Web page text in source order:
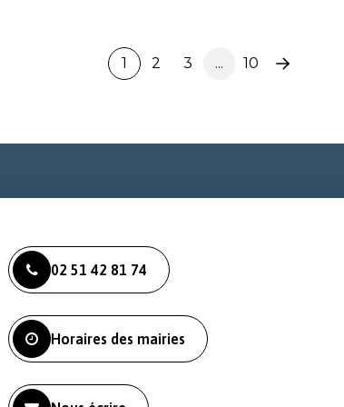
1 2 3 ... 10
Page
02 51 42 81 74
Horaires des mairies